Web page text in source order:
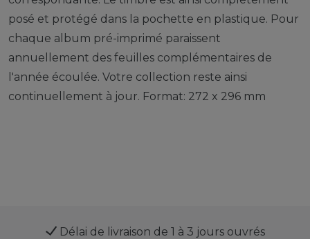
posé et protégé dans la pochette en plastique. Pour
chaque album pré-imprimé paraissent
annuellement des feuilles complémentaires de
l'année écoulée. Votre collection reste ainsi
continuellement à jour. Format: 272 x 296 mm
Délai de livraison de 1 à 3 jours ouvrés